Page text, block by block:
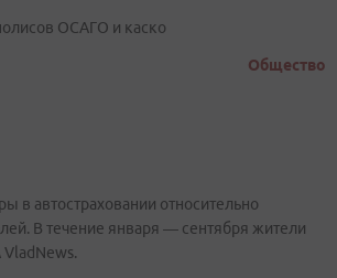
ОСАГО и каско
Общество
в автостраховании относительно
В течение января ― сентября жители